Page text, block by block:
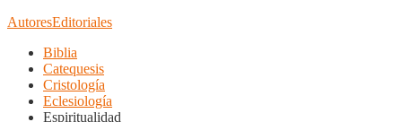
AutoresEditoriales
Biblia
Catequesis
Cristología
Eclesiología
Espiritualidad